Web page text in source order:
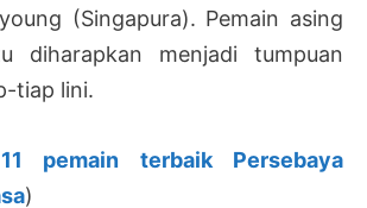
(Singapura). Pemain asing
diharapkan menjadi tumpuan
tiap lini.
11 pemain terbaik Persebaya
)